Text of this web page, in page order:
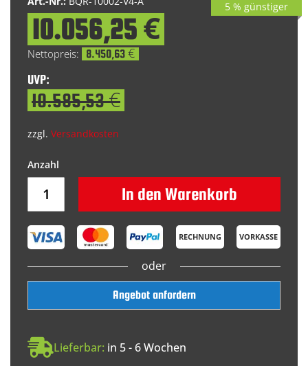
Price
10.056,25 €
8.450,63 €
UVP:
10.585,53 €
zzgl. Versandkosten
In den Warenkorb
RECHNUNG VORKASSE
oder
Angebot anfordern
Lieferbar: in 5 - 6 Wochen
5 % günstiger
Bildgalerie
springen